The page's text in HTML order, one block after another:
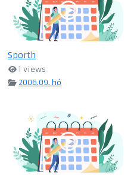
Sporth
1 views
2006.09. hó